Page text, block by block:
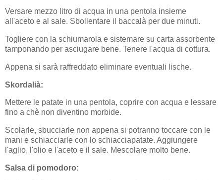
Versare mezzo litro di acqua in una pentola insieme
all'aceto e al sale. Sbollentare il baccalà per due minuti.
Togliere con la schiumarola e sistemare su carta assorbente
tamponando per asciugare bene. Tenere l'acqua di cottura.
Appena si sarà raffreddato eliminare eventuali lische.
Skordalià:
Mettere le patate in una pentola, coprire con acqua e lessare
fino a chè non diventino morbide.
Scolarle, sbucciarle non appena si potranno toccare con le
mani e schiacciarle con lo schiacciapatate. Aggiungere
l'aglio, l'olio e l'aceto e il sale. Mescolare molto bene.
Salsa di pomodoro: